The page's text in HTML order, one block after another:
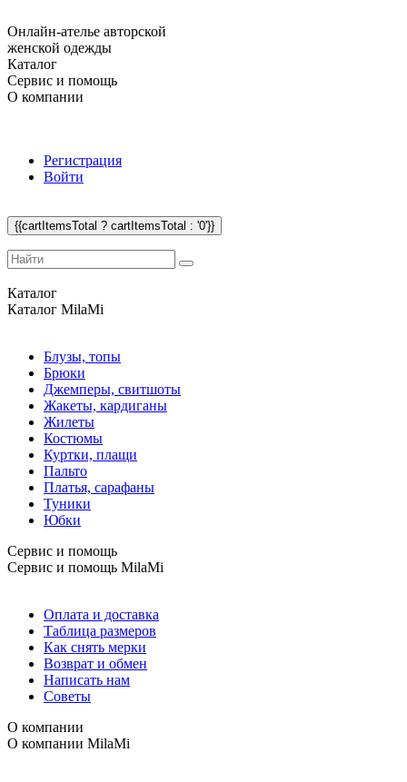
Онлайн-ателье авторской
женской одежды
Каталог
Сервис и помощь
О компании
Регистрация
Войти
{{cartItemsTotal ? cartItemsTotal : '0'}}
Каталог
Каталог MilaMi
Блузы, топы
Брюки
Джемперы, свитшоты
Жакеты, кардиганы
Жилеты
Костюмы
Куртки, плащи
Пальто
Платья, сарафаны
Туники
Юбки
Сервис и помощь
Сервис и помощь MilaMi
Оплата и доставка
Таблица размеров
Как снять мерки
Возврат и обмен
Написать нам
Советы
О компании
О компании MilaMi